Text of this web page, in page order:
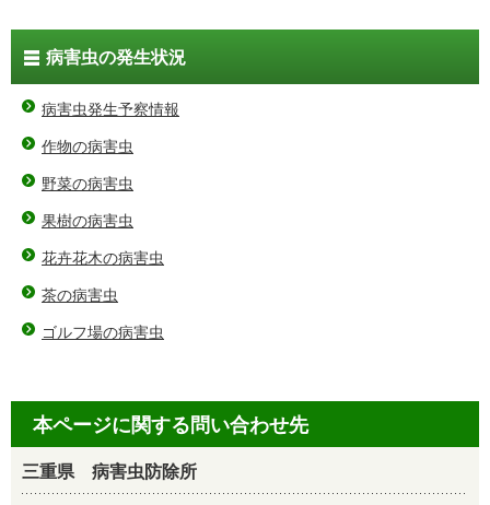
病害虫の発生状況
病害虫発生予察情報
作物の病害虫
野菜の病害虫
果樹の病害虫
花卉花木の病害虫
茶の病害虫
ゴルフ場の病害虫
本ページに関する問い合わせ先
三重県 病害虫防除所